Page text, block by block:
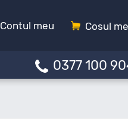
Cosul
Contul meu
0377 100